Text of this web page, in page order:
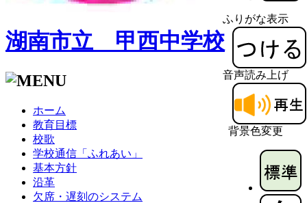
ふりがな表示
音声読み上げ
背景色変更
湖南市立 甲西中学校
ホーム
教育目標
校歌
学校通信「ふれあい」
基本方針
沿革
欠席・遅刻のシステム